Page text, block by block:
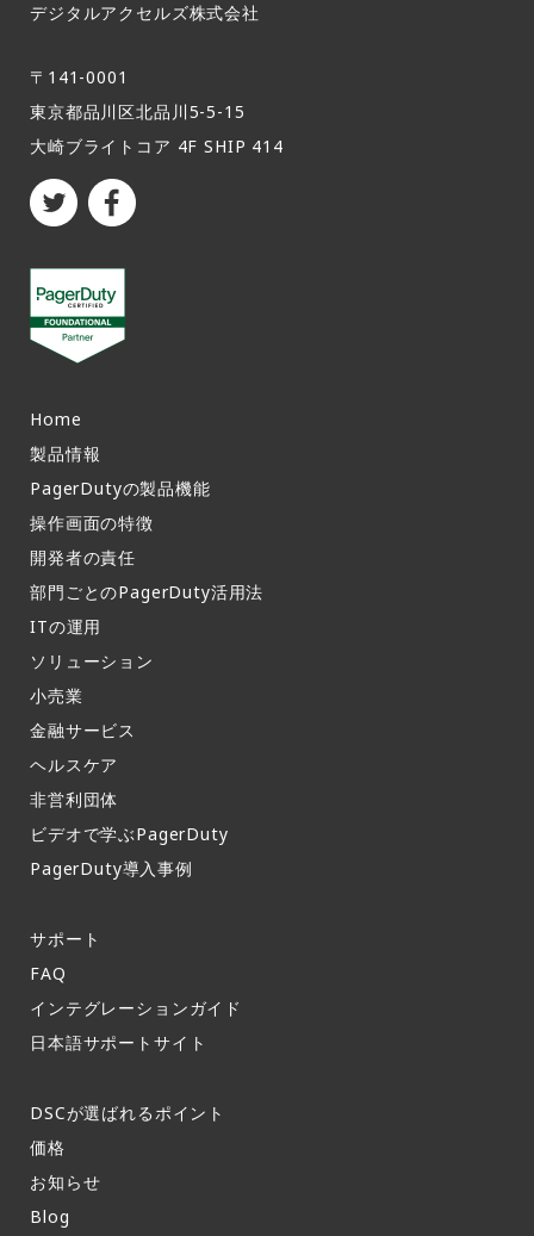
デジタルアクセルズ株式会社
〒141-0001
東京都品川区北品川5-5-15​
大崎ブライトコア 4F SHIP 414
Home
製品情報​
PagerDutyの製品機能​
操作画面の特徴​
開発者の責任
部門ごとのPagerDuty活用法​
ITの運用​
ソリューション
小売業
金融サービス
ヘルスケア
非営利団体
ビデオで学ぶPagerDuty
PagerDuty導入事例​
サポート​
FAQ​
インテグレーションガイド​
日本語サポートサイト​
DSCが選ばれるポイント
価格
お知らせ​
Blog